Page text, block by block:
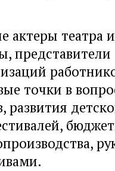
актеры театра
точки в
развития